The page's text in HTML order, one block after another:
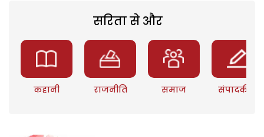
सरिता से और
कहानी राजनीति समाज संपादकीय